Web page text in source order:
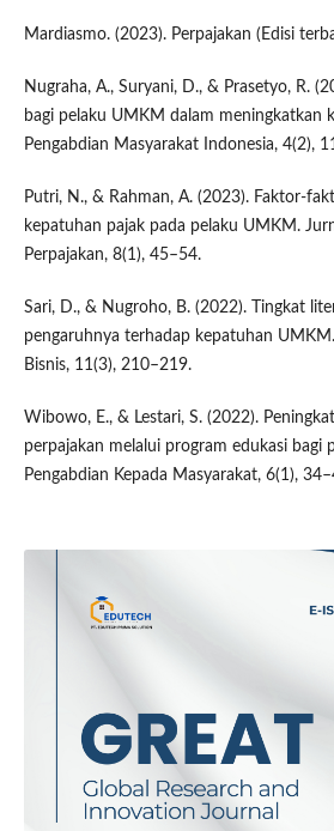
Mardiasmo. (2023). Perpajakan (Edisi
Nugraha, A., Suryani, D., & Prasetyo, R.
bagi pelaku UMKM dalam meningkatkan
Pengabdian Masyarakat Indonesia, 4(2),
Putri, N., & Rahman, A. (2023). Faktor-
kepatuhan pajak pada pelaku UMKM.
Perpajakan, 8(1), 45–54.
Sari, D., & Nugroho, B. (2022). Tingkat
pengaruhnya terhadap kepatuhan
Bisnis, 11(3), 210–219.
Wibowo, E., & Lestari, S. (2022).
perpajakan melalui program edukasi bagi
Pengabdian Kepada Masyarakat, 6(1),